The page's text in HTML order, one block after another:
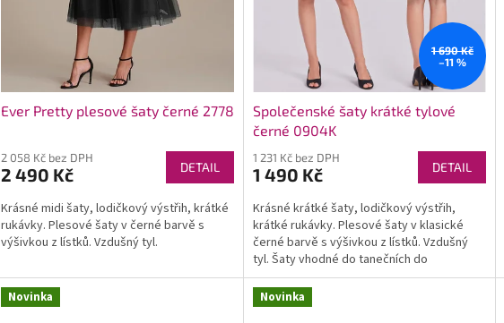
Ever Pretty plesové šaty černé 2778
2 058 Kč bez DPH
2 490 Kč DETAIL
Krásné midi šaty, lodičkový výstřih, krátké
rukávky. Plesové šaty v černé barvě s
výšivkou z lístků. Vzdušný tyl.
1 690 Kč
–11 %
Společenské šaty krátké tylové
černé 0904K
1 231 Kč bez DPH
1 490 Kč DETAIL
Krásné krátké šaty, lodičkový výstřih,
krátké rukávky. Plesové šaty v klasické
černé barvě s výšivkou z lístků. Vzdušný
tyl. Šaty vhodné do tanečních do
společnosti na plesy či...
Novinka Novinka